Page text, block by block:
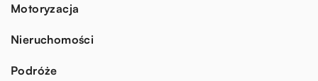
Motoryzacja
Nieruchomości
Podróże